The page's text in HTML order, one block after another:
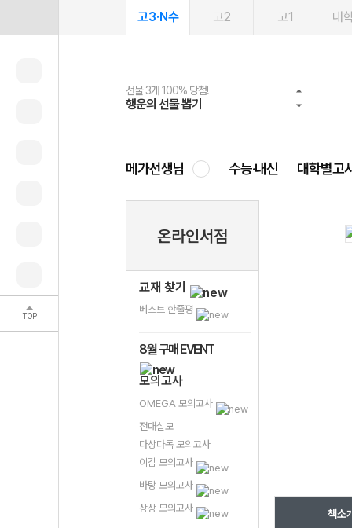
TOP
고3·N수 고2 고1 대
선물 3개 100% 당첨!
행운의 선물 뽑기
선물 100% 증정!
메가스터디 X 올리브
2027 러셀 단과
강사 공개선발
스마트러닝앱
설문 EVENT
메가패스
3일 무료 체험권
메가패스 수강생 무료혜택!
메가클럽 멤버십
사회공헌 캠페인
희망이룸 메가나눔
메가선생님 수능·내신 대학별고
온라인서점
교재 찾기
베스트 한줄평
8월 구매 EVENT
모의고사
OMEGA 모의고사
전대실모
다상다독 모의고사
이감 모의고사
바탕 모의고사
상상 모의고사
책소